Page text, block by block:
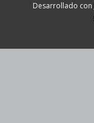
Desarrollado con